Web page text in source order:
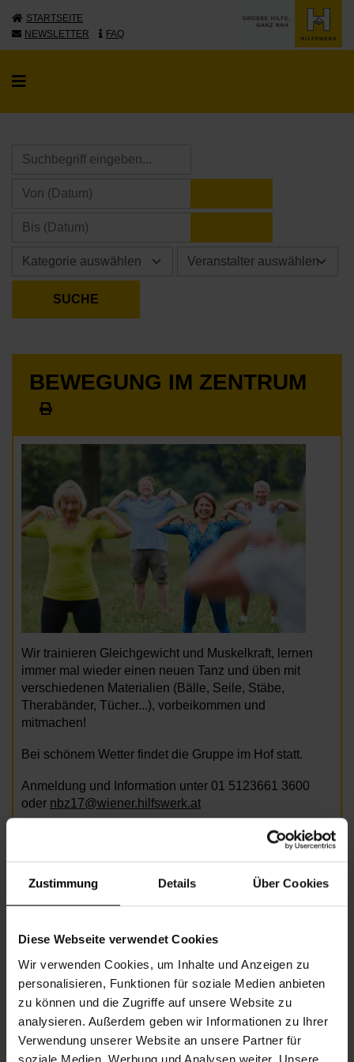
Zustimmung Details Über Cookies
Diese Webseite verwendet Cookies
Wir verwenden Cookies, um Inhalte und Anzeigen zu
personalisieren, Funktionen für soziale Medien anbieten
zu können und die Zugriffe auf unsere Website zu
analysieren. Außerdem geben wir Informationen zu Ihrer
Verwendung unserer Website an unsere Partner für
soziale Medien, Werbung und Analysen weiter. Unsere
STARTSEITE
NEWSLETTER
FAQ
BEWEGUNG IM ZENTRUM
Wir trainieren Gleichgewicht und Muskelkraft, lernen
immer mal wieder einen neuen Tanz und üben mit
verschiedenen Materialien (Bälle, Seile, Stäbe,
Therabänder, Tücher...), vorbeikommen und
mitmachen!
Bei schönem Wetter findet die Gruppe im Hof statt.
Anmeldung und Information unter 01 5123661 3600
oder nbz17@wiener.hilfswerk.at
Informationen zur Veranstaltung
Beginn Montag, 01.06.2026,
10.00 -
11.00
Unkostenbeitrag € 2,00